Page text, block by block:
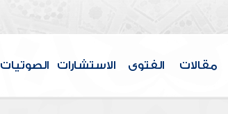
مقالات الفتوى الاستشارات الصوتيات